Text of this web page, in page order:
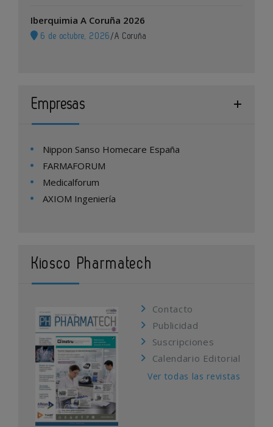
Iberquimia A Coruña 2026
6 de octubre, 2026 /A Coruña
Empresas
Nippon Sanso Homecare España
FARMAFORUM
Medicalforum
AXIOM Ingeniería
Kiosco Pharmatech
Contacto
Publicidad
Suscripciones
Calendario Editorial
Ver todas las revistas